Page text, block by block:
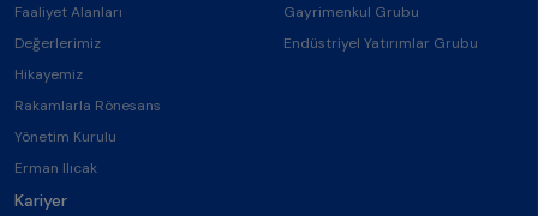
Faaliyet Alanları
Değerlerimiz
Hikayemiz
Rakamlarla Rönesans
Yönetim Kurulu
Erman Ilıcak
Kariyer
Gayrimenkul Grubu
Endüstriyel Yatırımlar Grubu